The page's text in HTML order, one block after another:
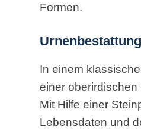
Formen.
Urnenbestattung
In einem
einer
Mit Hilfe einer
Lebensdaten und